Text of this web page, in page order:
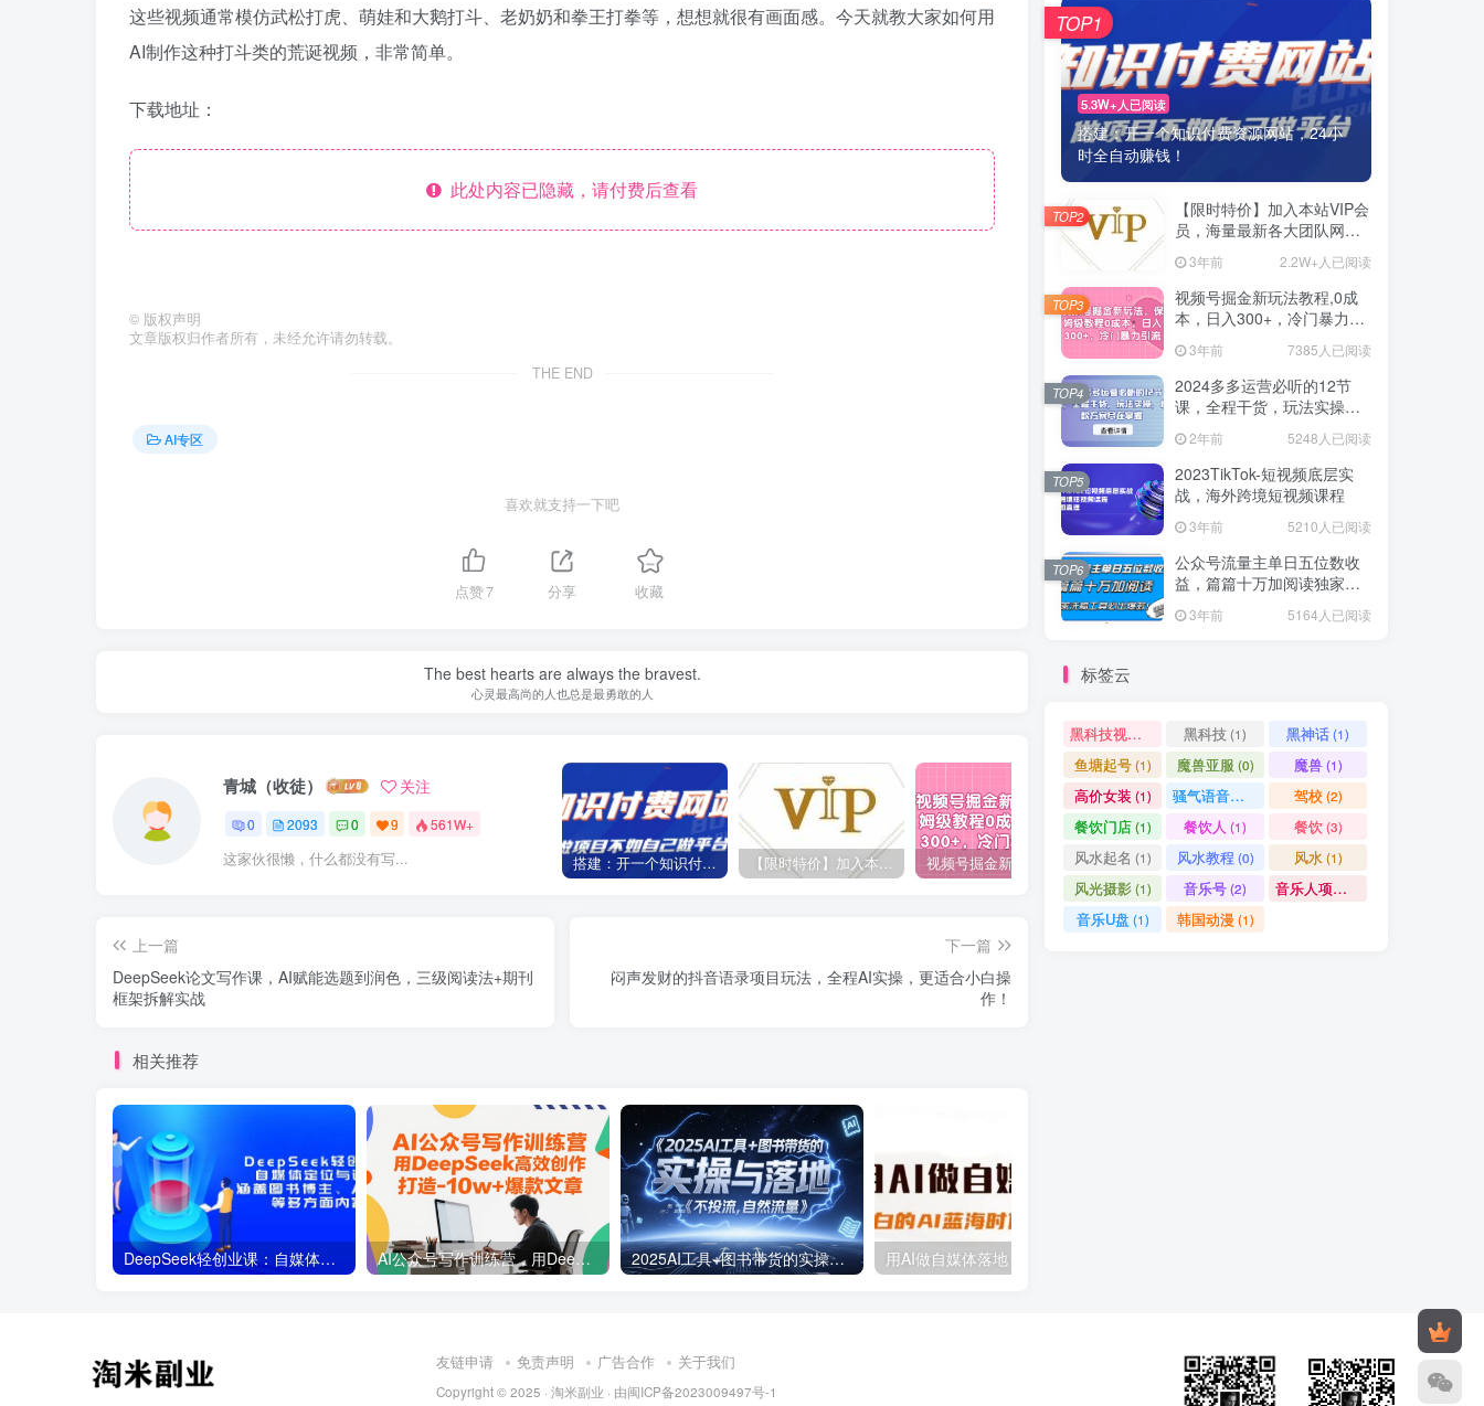
这些视频通常模仿武松打虎、萌娃和大鹅打斗、老奶奶和拳王打拳等，想想就很有画面感。今天就教大家如何用
AI制作这种打斗类的荒诞视频，非常简单。
下载地址：
此处内容已隐藏，请付费后查看
© 版权声明
文章版权归作者所有，未经允许请勿转载。
THE END
AI专区
喜欢就支持一下吧
点赞7 分享 收藏
The best hearts are always the bravest.
心灵最高尚的人也总是最勇敢的人
青城（收徒） 关注
0 2093 0 9 561W+
这家伙很懒，什么都没有写... 搭建：开一个知识付费资源网站，24小时全自动赚钱！ 【限时特价】加入本站VIP会员，海量最新各大团队网赚内部教程全免费，每天持续更新！ 2024多多运营必听的12节课，全程干货，玩法实操，爆款方案尽在掌握
上一篇
DeepSeek论文写作课，AI赋能选题到润色，三级阅读法+期刊
框架拆解实战
下一篇
闷声发财的抖音语录项目玩法，全程AI实操，更适合小白操
作！
相关推荐
DeepSeek轻创业课：自媒体定位与认知，涵盖图书博主、AI应用等多方面内容 AI公众号写作训练营，用DeepSeek高效创作，打造10w+爆款文章 2025AI工具+图书带货的实操与落地，图文起号带货全攻略，不投流，自然流量
5.3W+人已阅读
搭建：开一个知识付费资源网站，24小
时全自动赚钱！
TOP1
【限时特价】加入本站VIP会
员，海量最新各大团队网赚
内部教程全免费，每天持续
更新！
3年前 2.2W+人已阅读
TOP2
视频号掘金新玩法教程,0成
本，日入300+，冷门暴力引
流 3年前 7385人已阅读
TOP3
2024多多运营必听的12节
课，全程干货，玩法实操，
爆款方案尽在掌握
2年前 5248人已阅读
TOP4
2023TikTok-短视频底层实
战，海外跨境短视频课程
3年前 5210人已阅读
TOP5
公众号流量主单日五位数收
益，篇篇十万加阅读独家洗
稿工具必出爆款！
3年前 5164人已阅读
TOP6
标签云
黑科技视频搬运 (1)黑科技(1) 黑神话(1)
鱼塘起号(1) 魔兽亚服 (0) 魔兽(1)
高价女装 (1) 骚气语音包 驾校(2)
餐饮门店(1) 餐饮人 (1) 餐饮(3)
风水起名 (1) 风水教程 (0) 风水 (1)
风光摄影(1) 音乐号(2) 音乐人项目
音乐U盘 (1) 韩国动漫 (1)
友链申请 免责声明 广告合作 关于我们
Copyright © 2025 · 淘米副业 · 由闽ICP备2023009497号-1